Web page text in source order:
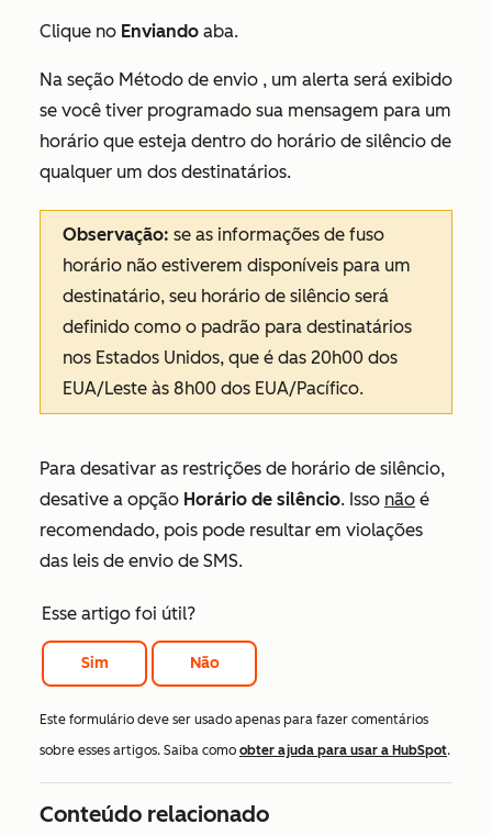
Clique no Enviando aba.
Na seção Método de envio , um alerta será exibido
se você tiver programado sua mensagem para um
horário que esteja dentro do horário de silêncio de
qualquer um dos destinatários.
Observação: se as informações de fuso
horário não estiverem disponíveis para um
destinatário, seu horário de silêncio será
definido como o padrão para destinatários
nos Estados Unidos, que é das 20h00 dos
EUA/Leste às 8h00 dos EUA/Pacífico.
Para desativar as restrições de horário de silêncio,
desative a opção Horário de silêncio. Isso não é
recomendado, pois pode resultar em violações
das leis de envio de SMS.
Esse artigo foi útil?
Sim Não
Este formulário deve ser usado apenas para fazer comentários
sobre esses artigos. Saiba como obter ajuda para usar a HubSpot.
Conteúdo relacionado